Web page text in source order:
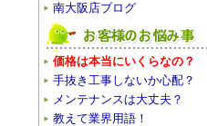
南大阪店ブログ
価格は本当にいくらなの？
手抜き工事しないか心配？
メンテナンスは大丈夫？
教えて業界用語！